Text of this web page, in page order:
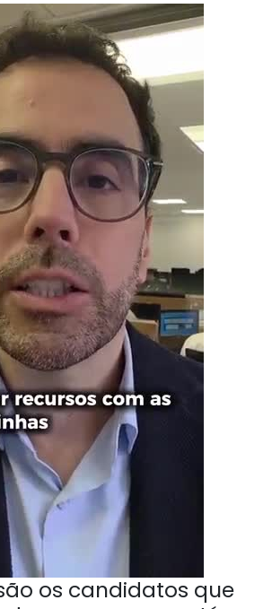
os candidatos que